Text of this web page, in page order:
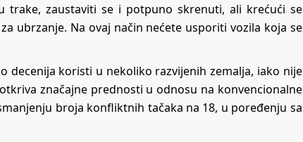
trake, zaustaviti se i potpuno skrenuti, ali krećući se
ubrzanje. Na ovaj način nećete usporiti vozila koja se
decenija koristi u nekoliko razvijenih zemalja, iako nije
značajne prednosti u odnosu na konvencionalne
broja konfliktnih tačaka na 18, u poređenju sa